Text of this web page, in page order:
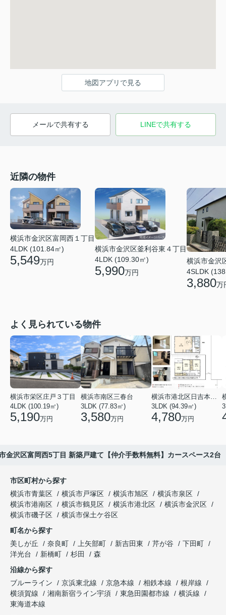
地図アプリで見る
メールで共有する LINEで共有する
近隣の物件
横浜市金沢区富岡西１丁目
4LDK (101.84㎡)
5,549万円
横浜市金沢区釜利谷東４丁目
4LDK (109.30㎡)
5,990万円
横浜市金沢
4SLDK
3,880万
よく見られている物件
横浜市栄区庄戸３丁目
4LDK (100.19㎡)
5,190万円
横浜市南区三春台
3LDK (77.83㎡)
3,580万円
横浜市港北区日吉本町６丁目
3LDK (94.39㎡)
4,780万円
金沢区富岡西5丁目 新築戸建て【仲介手数料無料】カースペース2台
市区町村から探す
横浜市青葉区
横浜市戸塚区 横浜市旭区
横浜市泉区
横浜市港南区
横浜市鶴見区 横浜市港北区
横浜市金沢区
横浜市磯子区
横浜市保土ケ谷区
町名から探す
美しが丘
奈良町 上矢部町 新吉田東 芹が谷
下田町
洋光台
新橋町 杉田
森
沿線から探す
ブルーライン
京浜東北線 京急本線 相鉄本線
根岸線
横須賀線
湘南新宿ライン宇須 東急田園都市線
横浜線
東海道本線